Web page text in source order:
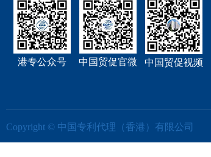
港专公众号 中国贸促官微 中国贸促视频
Copyright © 中国专利代理（香港）有限公司